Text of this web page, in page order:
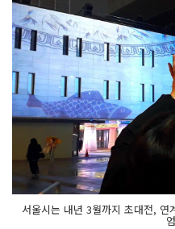
서울시는 내년 3월까지 초대전,